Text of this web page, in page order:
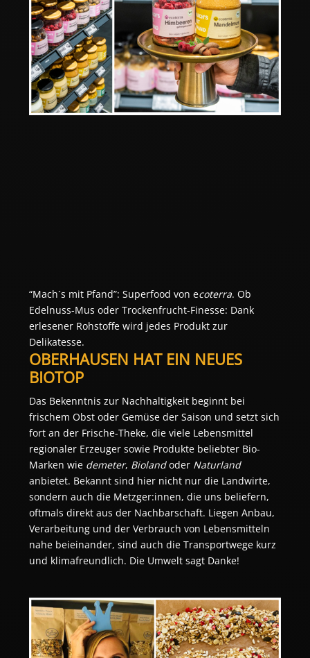
“Mach´s mit Pfand”: Superfood von ecoterra. Ob
Edelnuss-Mus oder Trockenfrucht-Finesse: Dank
erlesener Rohstoffe wird jedes Produkt zur
Delikatesse.
OBERHAUSEN HAT EIN NEUES
BIOTOP
Das Bekenntnis zur Nachhaltigkeit beginnt bei
frischem Obst oder Gemüse der Saison und setzt sich
fort an der Frische-Theke, die viele Lebensmittel
regionaler Erzeuger sowie Produkte beliebter Bio-
Marken wie demeter, Bioland oder Naturland
anbietet. Bekannt sind hier nicht nur die Landwirte,
sondern auch die Metzger:innen, die uns beliefern,
oftmals direkt aus der Nachbarschaft. Liegen Anbau,
Verarbeitung und der Verbrauch von Lebensmitteln
nahe beieinander, sind auch die Transportwege kurz
und klimafreundlich. Die Umwelt sagt Danke!